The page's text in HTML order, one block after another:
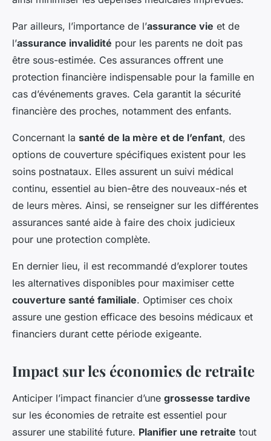
Par ailleurs, l’importance de l’assurance vie et de
l’assurance invalidité pour les parents ne doit pas
être sous-estimée. Ces assurances offrent une
protection financière indispensable pour la famille en
cas d’événements graves. Cela garantit la sécurité
financière des proches, notamment des enfants.
Concernant la santé de la mère et de l’enfant, des
options de couverture spécifiques existent pour les
soins postnataux. Elles assurent un suivi médical
continu, essentiel au bien-être des nouveaux-nés et
de leurs mères. Ainsi, se renseigner sur les différentes
assurances santé aide à faire des choix judicieux
pour une protection complète.
En dernier lieu, il est recommandé d’explorer toutes
les alternatives disponibles pour maximiser cette
couverture santé familiale. Optimiser ces choix
assure une gestion efficace des besoins médicaux et
financiers durant cette période exigeante.
Impact sur les économies de retraite
Anticiper l’impact financier d’une grossesse tardive
sur les économies de retraite est essentiel pour
assurer une stabilité future. Planifier une retraite tout